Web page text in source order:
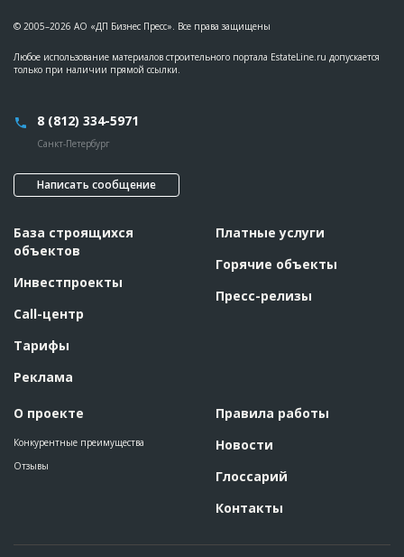
© 2005–2026 АО «ДП Бизнес Пресс». Все права защищены
Любое использование материалов строительного портала EstateLine.ru допускается
только при наличии прямой ссылки.
8 (812) 334-5971
Санкт-Петербург
Написать сообщение
База строящихся
объектов
Инвестпроекты
Call-центр
Тарифы
Реклама
О проекте
Конкурентные преимущества
Отзывы
Платные услуги
Горячие объекты
Пресс-релизы
Правила работы
Новости
Глоссарий
Контакты